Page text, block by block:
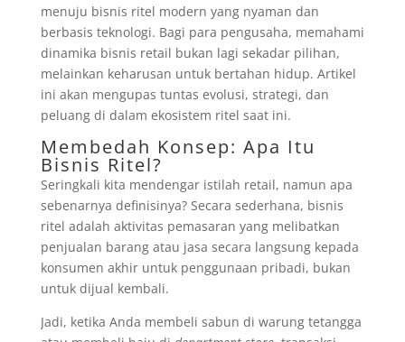
menuju bisnis ritel modern yang nyaman dan
berbasis teknologi. Bagi para pengusaha, memahami
dinamika bisnis retail bukan lagi sekadar pilihan,
melainkan keharusan untuk bertahan hidup. Artikel
ini akan mengupas tuntas evolusi, strategi, dan
peluang di dalam ekosistem ritel saat ini.
Membedah Konsep: Apa Itu
Bisnis Ritel?
Seringkali kita mendengar istilah retail, namun apa
sebenarnya definisinya? Secara sederhana, bisnis
ritel adalah aktivitas pemasaran yang melibatkan
penjualan barang atau jasa secara langsung kepada
konsumen akhir untuk penggunaan pribadi, bukan
untuk dijual kembali.
Jadi, ketika Anda membeli sabun di warung tetangga